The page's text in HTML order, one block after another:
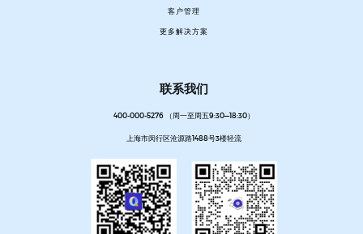
客户管理
更多解决方案
联系我们
400-000-5276 （周一至周五9:30—18:30）
上海市闵行区沧源路1488号3楼轻流